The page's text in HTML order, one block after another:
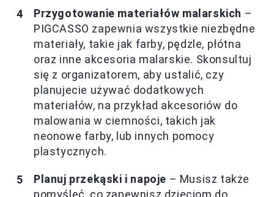
Przygotowanie materiałów malarskich –
PIGCASSO zapewnia wszystkie niezbędne
materiały, takie jak farby, pędzle, płótna
oraz inne akcesoria malarskie. Skonsultuj
się z organizatorem, aby ustalić, czy
planujecie używać dodatkowych
materiałów, na przykład akcesoriów do
malowania w ciemności, takich jak
neonowe farby, lub innych pomocy
plastycznych.
Planuj przekąski i napoje – Musisz także
pomyśleć, co zapewnisz dzieciom do